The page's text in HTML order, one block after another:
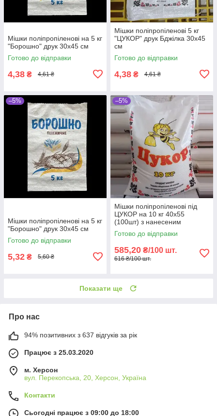
Мішки поліпропіленові на 5 кг
"Борошно" друк 30х45 см
Готово до відправки
4,38 ₴ 4,61 ₴
Мішки поліпропіленові 5 кг
"ЦУКОР" друк Бджілка 30х45
см
Готово до відправки
4,38 ₴ 4,61 ₴
–5%
Мішки поліпропіленові на 5 кг
"Борошно" друк 30х45 см
Готово до відправки
5,32 ₴ 5,60 ₴
–5%
Мішки поліпропіленові під
ЦУКОР на 10 кг 40х55
(100шт) з нанесеним
кольоровим друком Бджілка
Готово до відправки
585,20 ₴/100 шт.
616 ₴/100 шт.
Показати ще
Про нас
94% позитивних з 637 відгуків за рік
Працює з 25.03.2020
м. Херсон
вул. Перекопська, 20, Херсон, Україна
Контакти
Сьогодні працює з 09:00 до 18:00